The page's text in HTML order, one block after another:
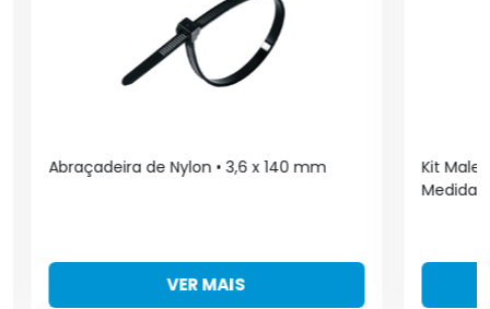
Abraçadeira de Nylon • 3,6 x 140 mm
VER MAIS
Kit